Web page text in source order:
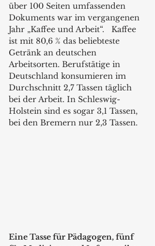
über 100 Seiten umfassenden
Dokuments war im vergangenen
Jahr „Kaffee und Arbeit“.   Kaffee
ist mit 80,6 % das beliebteste
Getränk an deutschen
Arbeitsorten. Berufstätige in
Deutschland konsumieren im
Durchschnitt 2,7 Tassen täglich
bei der Arbeit. In Schleswig-
Holstein sind es sogar 3,1 Tassen,
bei den Bremern nur 2,3 Tassen.
Eine Tasse für Pädagogen, fünf